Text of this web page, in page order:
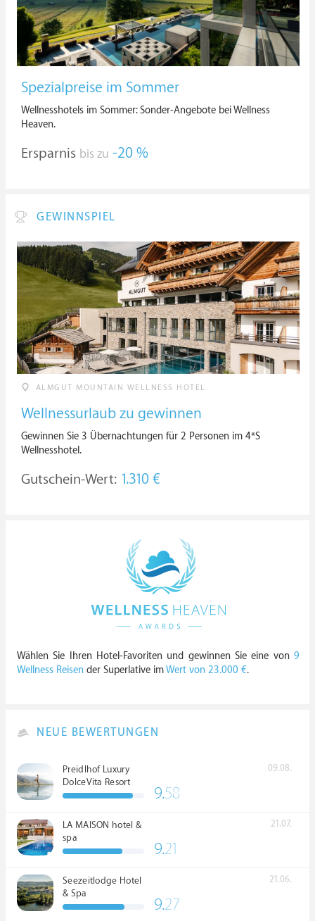
Spezialpreise im Sommer
Wellnesshotels im Sommer: Sonder-Angebote bei Wellness
Heaven.
Ersparnis bis zu -20 %
GEWINNSPIEL
ALMGUT MOUNTAIN WELLNESS HOTEL
Wellnessurlaub zu gewinnen
Gewinnen Sie 3 Übernachtungen für 2 Personen im 4*S
Wellnesshotel.
Gutschein-Wert: 1.310 €
Wählen Sie Ihren Hotel-Favoriten und gewinnen Sie eine von 9
Wellness Reisen der Superlative imWert von 23.000 €.
NEUE BEWERTUNGEN
Preidlhof Luxury
DolceVita Resort
*****
09.08.
9.58
LA MAISON hotel &
spa
21.07.
9.21
Seezeitlodge Hotel
& Spa
21.06.
9.27